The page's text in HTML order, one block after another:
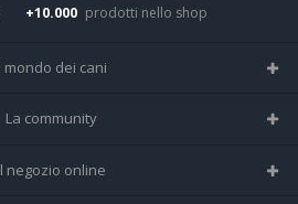
+10.000 prodotti nello shop
mondo dei cani
Tutte le razze
La community
Home
negozio online